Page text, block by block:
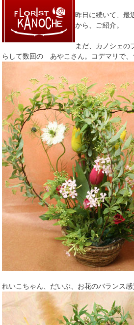
昨日に続いて、最
から、ご紹介。
まだ、カノシェの
らして数回の あやこさん。コデマリで、
れいこちゃん、だいぶ、お花のバランス